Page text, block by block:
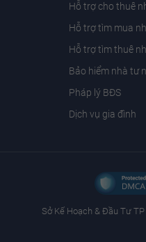
Hỗ trợ cho thuê
Hỗ trợ tìm mua
Hỗ trợ tìm thuê
Bảo hiểm nhà tư
Pháp lý BĐS
Dịch vụ gia đình
Sở Kế Hoạch & Ðầu Tư